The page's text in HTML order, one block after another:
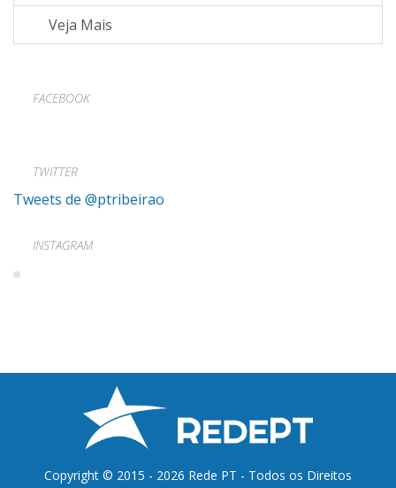
Veja Mais
FACEBOOK
TWITTER
Tweets de @ptribeirao
INSTAGRAM
Copyright © 2015 - 2026 Rede PT - Todos os Direitos